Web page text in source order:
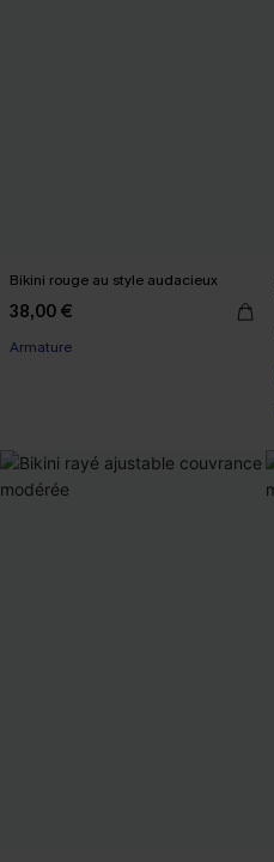
Bikini rouge au style audacieux
38,00 €
Armature